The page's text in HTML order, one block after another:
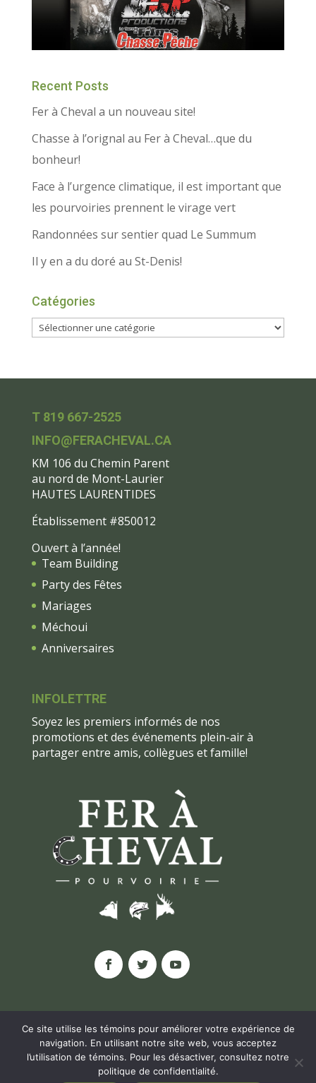
Recent Posts
Fer à Cheval a un nouveau site!
Chasse à l’orignal au Fer à Cheval…que du
bonheur!
Face à l’urgence climatique, il est important que
les pourvoiries prennent le virage vert
Randonnées sur sentier quad Le Summum
Il y en a du doré au St-Denis!
Catégories
T 819 667-2525
INFO@FERACHEVAL.CA
KM 106 du Chemin Parent
au nord de Mont-Laurier
HAUTES LAURENTIDES
Établissement #850012
Ouvert à l’année!
Team Building
Party des Fêtes
Mariages
Méchoui
Anniversaires
INFOLETTRE
Soyez les premiers informés de nos
promotions et des événements plein-air à
partager entre amis, collègues et famille!
© POURVOIRIE FER À CHEVAL, 2020 |
Ce site utilise les témoins pour améliorer votre expérience de
navigation. En utilisant notre site web, vous acceptez
l’utilisation de témoins. Pour les désactiver, consultez notre
politique de confidentialité.